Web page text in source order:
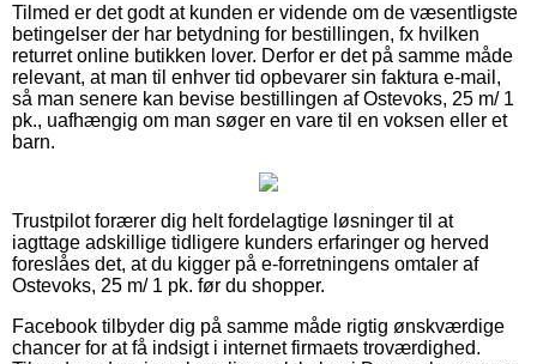
Tilmed er det godt at kunden er vidende om de væsentligste
betingelser der har betydning for bestillingen, fx hvilken
returret online butikken lover. Derfor er det på samme måde
relevant, at man til enhver tid opbevarer sin faktura e-mail,
så man senere kan bevise bestillingen af Ostevoks, 25 m/ 1
pk., uafhængig om man søger en vare til en voksen eller et
barn.
Trustpilot forærer dig helt fordelagtige løsninger til at
iagttage adskillige tidligere kunders erfaringer og herved
foreslåes det, at du kigger på e-forretningens omtaler af
Ostevoks, 25 m/ 1 pk. før du shopper.
Facebook tilbyder dig på samme måde rigtig ønskværdige
chancer for at få indsigt i internet firmaets troværdighed.